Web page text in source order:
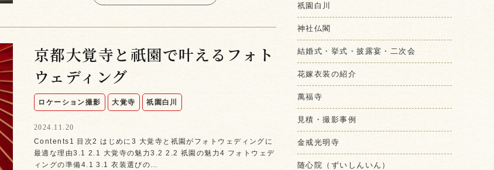
京都大覚寺と祇園で叶えるフォト
ウェディング
ロケーション撮影 大覚寺 祇園白川
2024.11.20
Contents1 目次2 はじめに3 大覚寺と祇園がフォトウェディングに
最適な理由3.1 2.1 大覚寺の魅力3.2 2.2 祇園の魅力4 フォトウェデ
ィングの準備4.1 3.1 衣装選びの…
祇園白川
神社仏閣
結婚式・挙式・披露宴・二次会
花嫁衣装の紹介
萬福寺
見積・撮影事例
金戒光明寺
随心院（ずいしんいん）